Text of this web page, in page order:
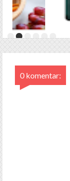
0 komentar: